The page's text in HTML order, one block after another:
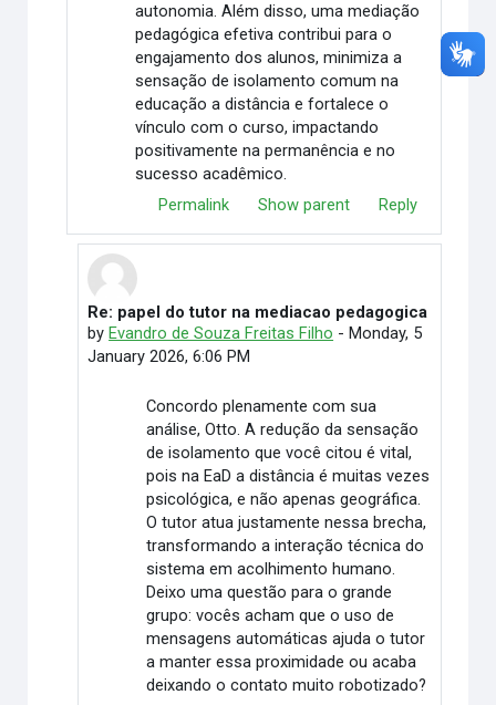
autonomia. Além disso, uma mediação
pedagógica efetiva contribui para o
engajamento dos alunos, minimiza a
sensação de isolamento comum na
educação a distância e fortalece o
vínculo com o curso, impactando
positivamente na permanência e no
sucesso acadêmico.
Permalink
Show parent Reply
In reply to Mikael Otto
Re: papel do tutor na mediacao pedagogica
by Evandro de Souza Freitas Filho - Monday, 5
January 2026, 6:06 PM
Concordo plenamente com sua
análise, Otto. A redução da sensação
de isolamento que você citou é vital,
pois na EaD a distância é muitas vezes
psicológica, e não apenas geográfica.
O tutor atua justamente nessa brecha,
transformando a interação técnica do
sistema em acolhimento humano.
Deixo uma questão para o grande
grupo: vocês acham que o uso de
mensagens automáticas ajuda o tutor
a manter essa proximidade ou acaba
deixando o contato muito robotizado?